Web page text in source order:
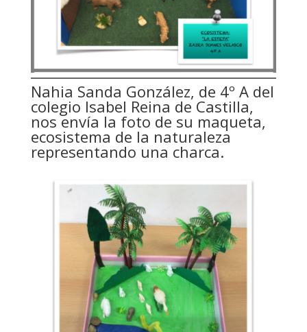
Nahia Sanda González, de 4º A del
colegio Isabel Reina de Castilla,
nos envía la foto de su maqueta,
ecosistema de la naturaleza
representando una charca.